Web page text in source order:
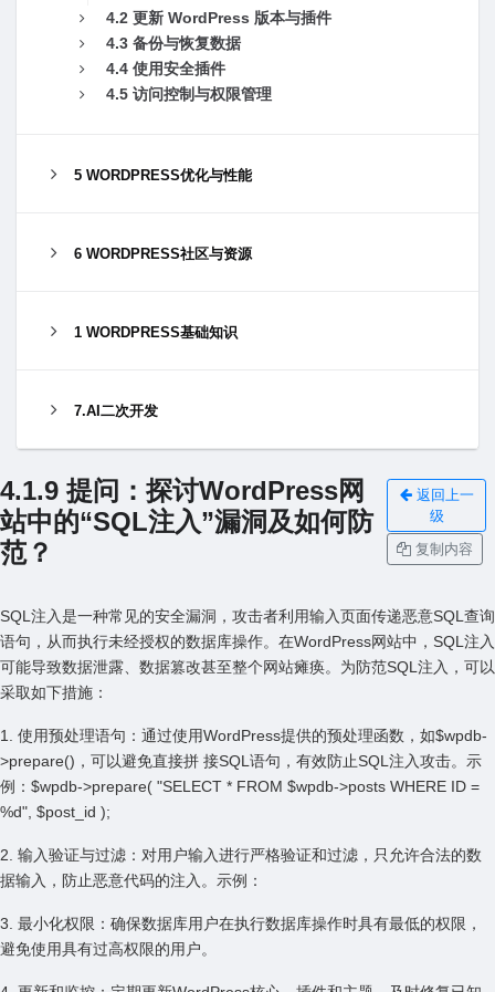
4.2 更新 WordPress 版本与插件
4.3 备份与恢复数据
4.4 使⽤安全插件
4.5 访问控制与权限管理
5 WORDPRESS优化与性能
6 WORDPRESS社区与资源
1 WORDPRESS基础知识
7.AI二次开发
4.1.9 提问：探讨WordPress⽹
站中的“SQL注⼊”漏洞及如何防
范？
返回上一
级
复制内容
SQL注⼊是⼀种常见的安全漏洞，攻击者利⽤输⼊页⾯传递恶意SQL查询
语句，从⽽执⾏未经授权的数据库操作。在WordPress⽹站中，SQL注⼊
可能导致数据泄露、数据篡改甚⾄整个⽹站瘫痪。为防范SQL注⼊，可以
采取如下措施：
1. 使⽤预处理语句：通过使⽤WordPress提供的预处理函数，如$wpdb-
>prepare()，可以避免直接拼 接SQL语句，有效防⽌SQL注⼊攻击。⽰
例：$wpdb->prepare( "SELECT * FROM $wpdb->posts WHERE ID =
%d", $post_id );
2. 输⼊验证与过滤：对⽤户输⼊进⾏严格验证和过滤，只允许合法的数
据输⼊，防⽌恶意代码的注⼊。⽰例：
3. 最⼩化权限：确保数据库⽤户在执⾏数据库操作时具有最低的权限，
避免使⽤具有过⾼权限的⽤户。